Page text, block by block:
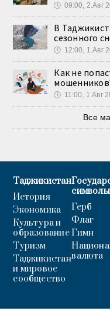
🕔 09:00, 2.Авг
В
сезонного
🕔 12:00, 1.Авг
Как не
🕔 11:00, 1.Авг
Все
Таджикистан
История
Экономика
Культура и
образование
Туризм
Таджикистан
и мировое
сообщество
символы
Герб
Флаг
Гимн
валюта